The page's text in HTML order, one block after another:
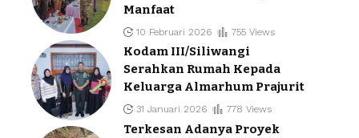
Manfaat
10 Februari 2026 755 Views
Kodam III/Siliwangi
Serahkan Rumah Kepada
Keluarga Almarhum Prajurit
31 Januari 2026 778 Views
Terkesan Adanya Proyek